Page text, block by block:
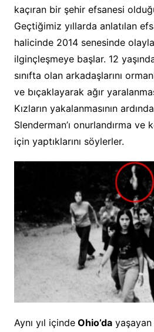
kaçıran bir şehir efsanesi
Geçtiğimiz yıllarda anlatılan
halicinde 2014 senesinde
ilginçleşmeye başlar. 12
sınıfta olan arkadaşlarını
ve bıçaklayarak ağır
Kızların yakalanmasının
Slenderman’ı onurlandırma
için yaptıklarını söylerler.
Aynı yıl içindeOhio’dayaşayan